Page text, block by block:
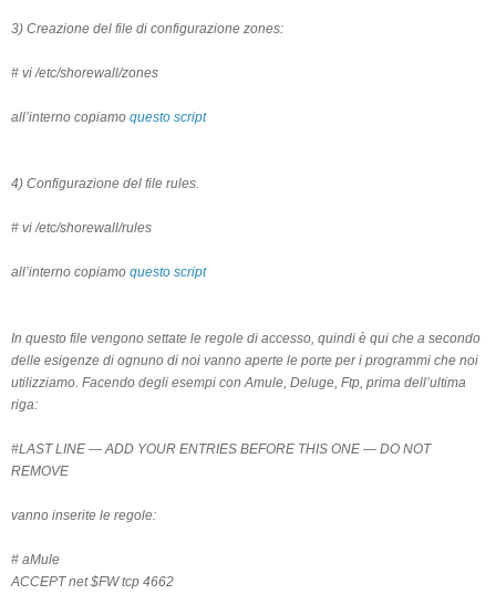
3) Creazione del file di configurazione zones:
# vi /etc/shorewall/zones
all’interno copiamo questo script
4) Configurazione del file rules.
# vi /etc/shorewall/rules
all’interno copiamo questo script
In questo file vengono settate le regole di accesso, quindi è qui che a secondo
delle esigenze di ognuno di noi vanno aperte le porte per i programmi che noi
utilizziamo. Facendo degli esempi con Amule, Deluge, Ftp, prima dell’ultima
riga:
#LAST LINE — ADD YOUR ENTRIES BEFORE THIS ONE — DO NOT
REMOVE
vanno inserite le regole:
# aMule
ACCEPT net $FW tcp 4662